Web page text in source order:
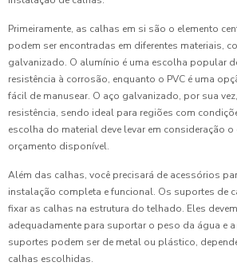
Primeiramente, as calhas em si são o elemento
podem ser encontradas em diferentes materiais,
galvanizado. O alumínio é uma escolha popular
resistência à corrosão, enquanto o PVC é uma
fácil de manusear. O aço galvanizado, por sua
resistência, sendo ideal para regiões com
escolha do material deve levar em consideração
orçamento disponível.
Além das calhas, você precisará de acessórios
instalação completa e funcional. Os suportes de
fixar as calhas na estrutura do telhado. Eles
adequadamente para suportar o peso da água e
suportes podem ser de metal ou plástico,
calhas escolhidas.